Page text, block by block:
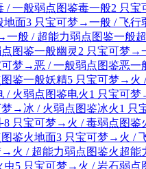
/ 一般弱点图鉴毒一般2 只宝
地面3 只宝可梦→一般 / 飞行
一般 / 超能力弱点图鉴一般
图鉴一般幽灵 2 只宝可梦→
梦→恶 / 一般弱点图鉴恶一
鉴一般妖精5 只宝可梦→ 火
/ 火弱点图鉴电火1 只宝可梦
→ 冰 / 火弱点图鉴冰火1 只
8 只宝可梦→ 火 / 毒弱点图鉴
鉴火地面3 只宝可梦→ 火 /
→ 火 / 超能力弱点图鉴火超能
虫5 只宝可梦→ 火 / 岩石弱点